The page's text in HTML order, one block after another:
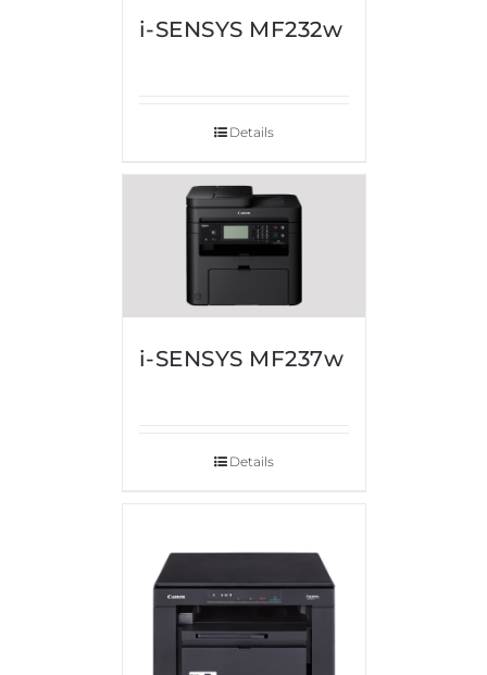
i-SENSYS MF232w
Details
i-SENSYS MF237w
Details